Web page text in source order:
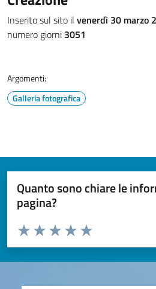
Inserito sul sito il venerdì 30 marzo
numero giorni 3051
Argomenti:
Galleria fotografica
Quanto sono chiare le
pagina?
Valuta da 1 a 5 stelle la pagina
Valuta 5 stelle su 5
Valuta 4 stelle su 5
Valuta 3 stelle su 5
Valuta 2 stelle su 5
Valuta 1 stelle su 5